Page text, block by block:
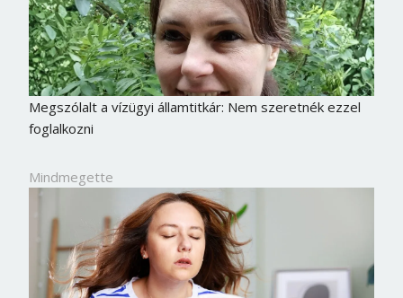
Megszólalt a vízügyi államtitkár: Nem szeretnék ezzel
foglalkozni
Mindmegette